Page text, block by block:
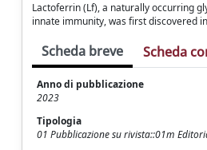
Lactoferrin (Lf), a naturally occurring
innate immunity, was first discovered
Scheda breve Scheda
Anno di pubblicazione
2023
Tipologia
01 Pubblicazione su rivista::01m